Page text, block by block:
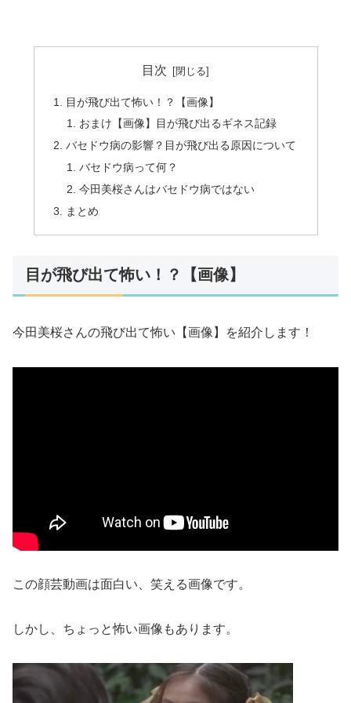
目次
目が飛び出て怖い！？【画像】
おまけ【画像】目が飛び出るギネス記録
バセドウ病の影響？目が飛び出る原因について
バセドウ病って何？
今田美桜さんはバセドウ病ではない
まとめ
目が飛び出て怖い！？【画像】
今田美桜さんの飛び出て怖い【画像】を紹介します！
この顔芸動画は面白い、笑える画像です。
しかし、ちょっと怖い画像もあります。